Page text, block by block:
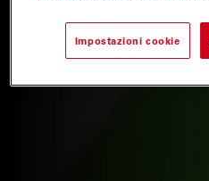
Impostazioni cookie